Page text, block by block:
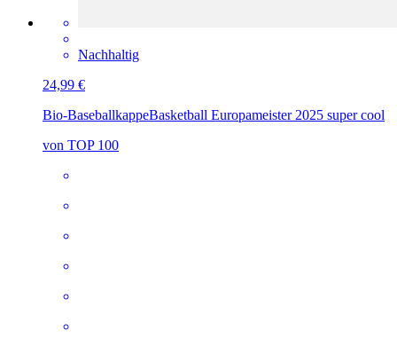
Nachhaltig
24,99 €
Bio-BaseballkappeBasketball Europameister 2025 super cool
von TOP 100